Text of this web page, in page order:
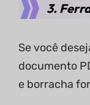
3.
Se você
documento
e borracha